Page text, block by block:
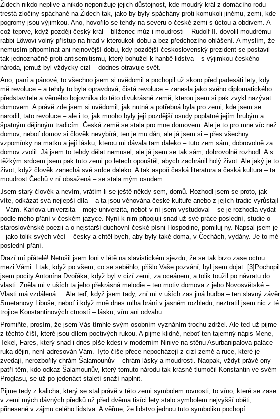
Židech nikdo neplive a nikdo neponižuje jejich důstojnost, kde moudrý král z domácího rodu
trestá zločiny spáchané na Židech tak, jako by byly spáchány proti komukoli jinému, zemi, kde
pogromy jsou výjimkou. Ano, hovořilo se tehdy na severu o české zemi s úctou a obdivem. A
což teprve, když později český král – blíženec múz i moudrosti – Rudolf II. dovolil moudrému
rabbi Löwovi volný přístup na hrad v kteroukoli dobu a bez předchozího ohlášení. A myslím, že
nemusím připomínat ani nejnovější dobu, kdy pozdější československý prezident se postavil
tak jednoznačně proti antisemitismu, který bohužel k hanbě lidstva – s výjimkou českého
národa, jemuž byl vždycky cizí – dodnes otravuje svět.
Ano, paní a pánové, to všechno jsem si uvědomil a pochopil už skoro před padesáti lety, kdy
mě revoluce – a tehdy to byla opravdová, čistá revoluce – zanesla jako svého diplomatického
představitele a věrného bojovníka do této divukrásné země, kterou jsem si pak zvykl nazývat
domovem. A právě zde jsem si uvědomil, jak nutná a potřebná byla pro zemi, kde jsem se
narodil, tato revoluce – ale i to, jak mnoho byly její pozdější osudy poplatné jejím hrubým a
špatným dějinným tradicím. Česká země se stala pro mne domovem. Ale je to pro mne víc než
domov, neboť domov si člověk nevybírá, ten je mu dán; ale já jsem si – přes všechny
vzpomínky na matku a její lásku, kterou mi dávala tam daleko – tuto zem sám, dobrovolně za
domov zvolil. Já jsem to tehdy dělat nemusel, ale já jsem se tak sám, dobrovolně rozhodl. A s
těžkým srdcem jsem pak tuto zemi po letech opouštěl, abych zachránil holý život. Ale jaký je to
život, když člověk zanechá své srdce daleko. A tak aspoň česká literatura a česká kultura – ta
moudrost Čechů v ní obsažená – se stala mým osudem.
Jsem starý člověk a nevím, vrátím-li se ještě někdy sem, domů. Rozhodl jsem se proto, jak
víte, odkázat svá nejlepší díla – a ta jsou věnována české kultuře anebo z jejích tradic vyrůstají
– Vám. Karlova univerzita – moje univerzita, neboť v ní jsem vystudoval – se je rozhodla vydat
podle mého přání v českém jazyce. Nyní k nim připojuji snad už své práce poslední, studie o
staroslověnské poezii a o nejstarší duchovní české písni Hospodine, pomiluj ny. Napsal jsem je
– jako tolik svých věcí – česky a chtěl bych, aby byly také doma, v Čechách, vydány. Je to mé
poslední přání.
Drazí mí přátelé! Netušil jsem loni v létě na slavistickém sjezdu, že se tak brzo zase octnu
mezi Vámi. I tak, když po všem, co se seběhlo, přišlo Vaše pozvání, byl jsem dojat. [3]Pochopil
jsem pocity Antonína Dvořáka, když byl v cizí zemi, za oceánem, a tolik toužil po návratu do
vlasti. Zněla mi v uších ta jeho překrásná melodie – ten motiv domova z jeho Novosvětské –
Vlasti má vzdálená … Ale teď, když jsem tady, zní mi v uších zas jiná hudba – ten slavný závěr
Smetanovy Libuše, neboť i když mně dnes mlha brání v jasném rozhledu, neztratil jsem nic z té
trojice Konstantinových ctností – lásku, víru ani odvahu.
Promiňte, prosím, že jsem Vás tímhle svým osobním vyznáním trochu zdržel. Ale teď už pijme
z těchto číší, které jsou dílem poctivých rukou. A pijme klidně, neboť ten tajemný nápis Mene,
Tekel, Fares, který snad i dnes píše kdesi v moderním Ninive na stěnu Asurbanipalova paláce
ruka dějin, není adresován Vám. Tyto číše přece nepocházejí z cizí země a ruce, které je
zvedají, nerozbořily chrám Šalamounův – chrám lásky a moudrosti. Naopak, vždyť právě ony
patří těm, kdo odkaz Šalamounův, který tomuto národu tak krásně tlumočil Konstantin ve svém
Proglasu, se už po jedenáct staletí snaží naplnit.
Pijme tedy z kalicha, který se stal právě v této zemi symbolem rovnosti, to víno, které se zase
v zemi mých dávných předků už před dvěma tisíci lety stalo symbolem nejvyšší oběti,
přinesené v zájmu celého lidstva. A věřme, že lidstvo jednou tuto symboliku pochopí.